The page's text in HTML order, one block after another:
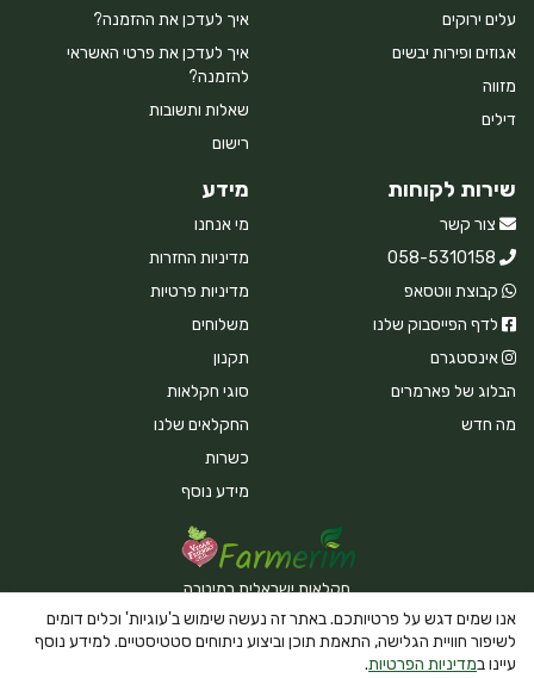
עלים ירוקים
אגוזים ופירות יבשים
מזווה
דילים
איך לעדכן את ההזמנה?
איך לעדכן את פרטי האשראי
להזמנה?
שאלות ותשובות
רישום
שירות לקוחות
צור קשר
058-5310158
קבוצת ווטסאפ
לדף הפייסבוק שלנו
אינסטגרם
הבלוג של פארמרים
מה חדש
מידע
מי אנחנו
מדיניות החזרות
מדיניות פרטיות
משלוחים
תקנון
סוגי חקלאות
החקלאים שלנו
כשרות
מידע נוסף
חקלאות ישראלית במיטבה
Powered By Farmerim
אנו שמים דגש על פרטיותכם. באתר זה נעשה שימוש ב'עוגיות' וכלים דומים
לשיפור חוויית הגלישה, התאמת תוכן וביצוע ניתוחים סטטיסטיים. למידע נוסף
עיינו במדיניות הפרטיות.